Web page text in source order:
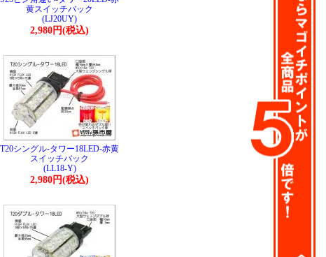
黄スイッチバック
(LJ20UY)
2,980円(税込)
T20シングル-タワー18LED-赤黄
スイッチバック
(LL18-Y)
2,980円(税込)